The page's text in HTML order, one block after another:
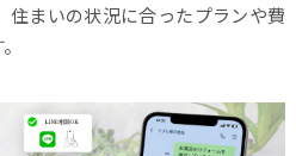
住まいの状況に合ったプランや費